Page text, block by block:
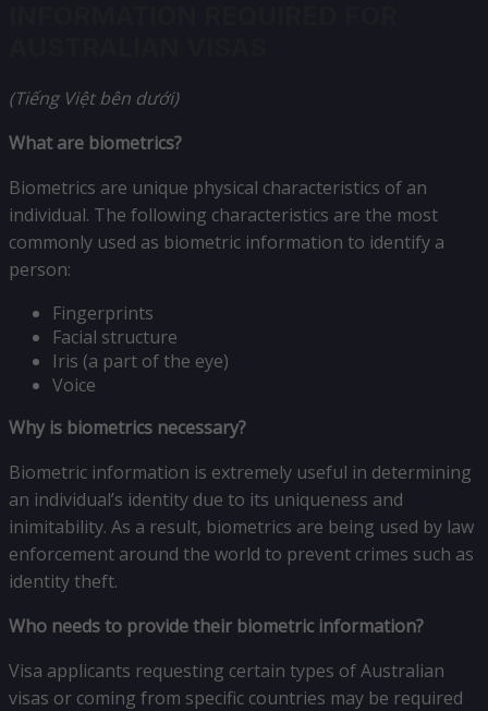
(Tiếng Việt bên dưới)
What are biometrics?
Biometrics are unique physical characteristics of an
individual. The following characteristics are the most
commonly used as biometric information to identify a
person:
Fingerprints
Facial structure
Iris (a part of the eye)
Voice
Why is biometrics necessary?
Biometric information is extremely useful in determining
an individual’s identity due to its uniqueness and
inimitability. As a result, biometrics are being used by law
enforcement around the world to prevent crimes such as
identity theft.
Who needs to provide their biometric information?
Visa applicants requesting certain types of Australian
visas or coming from specific countries may be required